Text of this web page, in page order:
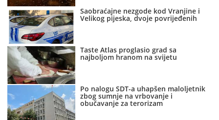
Saobraćajne nezgode kod Vranjine i
Velikog pijeska, dvoje povrijeđenih
Taste Atlas proglasio grad sa
najboljom hranom na svijetu
Po nalogu SDT-a uhapšen maloljetnik
zbog sumnje na vrbovanje i
obučavanje za terorizam